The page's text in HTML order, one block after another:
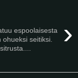
›
espoolaisesta
seitiksi.